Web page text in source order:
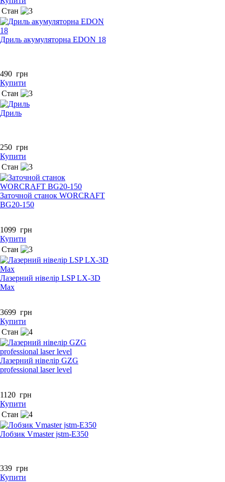
Стан
Дриль акумуляторна EDON 18
490 грн
Купити
Стан
Дриль
250 грн
Купити
Стан
Заточной станок WORCRAFT
BG20-150
1099 грн
Купити
Стан
Лазерний нівелір LSP LX-3D
Max
3699 грн
Купити
Стан
Лазерний нівелір GZG
professional laser level
1120 грн
Купити
Стан
Лобзик Vmaster jstm-E350
339 грн
Купити